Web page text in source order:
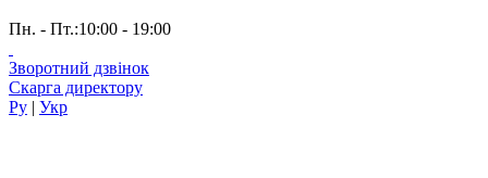
Пн. - Пт.:10:00 - 19:00
Зворотний дзвінок
Скарга директору
Ру | Укр